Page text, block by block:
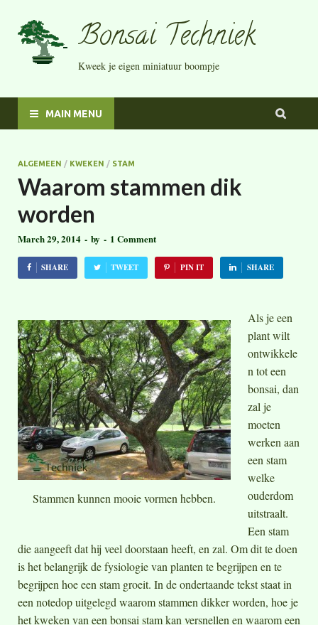
Bonsai Techniek
Kweek je eigen miniatuur boompje
MAIN MENU
ALGEMEEN / KWEKEN / STAM
Waarom stammen dik
worden
March 29, 2014 - by - 1 Comment
SHARE TWEET PIN IT SHARE
Stammen kunnen mooie vormen hebben.
Als je een
plant wilt
ontwikkele
n tot een
bonsai, dan
zal je
moeten
werken aan
een stam
welke
ouderdom
uitstraalt.
Een stam
die aangeeft dat hij veel doorstaan heeft, en zal. Om dit te doen
is het belangrijk de fysiologie van planten te begrijpen en te
begrijpen hoe een stam groeit. In de ondertaande tekst staat in
een notedop uitgelegd waarom stammen dikker worden, hoe je
het kweken van een bonsai stam kan versnellen en waarom een